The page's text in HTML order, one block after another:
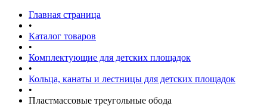
Главная страница
•
Каталог товаров
•
Комплектующие для детских площадок
•
Кольца, канаты и лестницы для детских площадок
•
Пластмассовые треугольные обода